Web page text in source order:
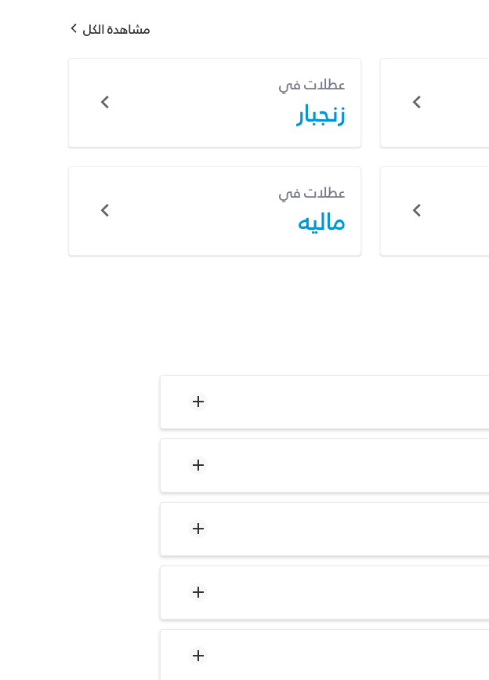
مشاهدة الكل
عطلات في
زنجبار
عطلات في
ماليه